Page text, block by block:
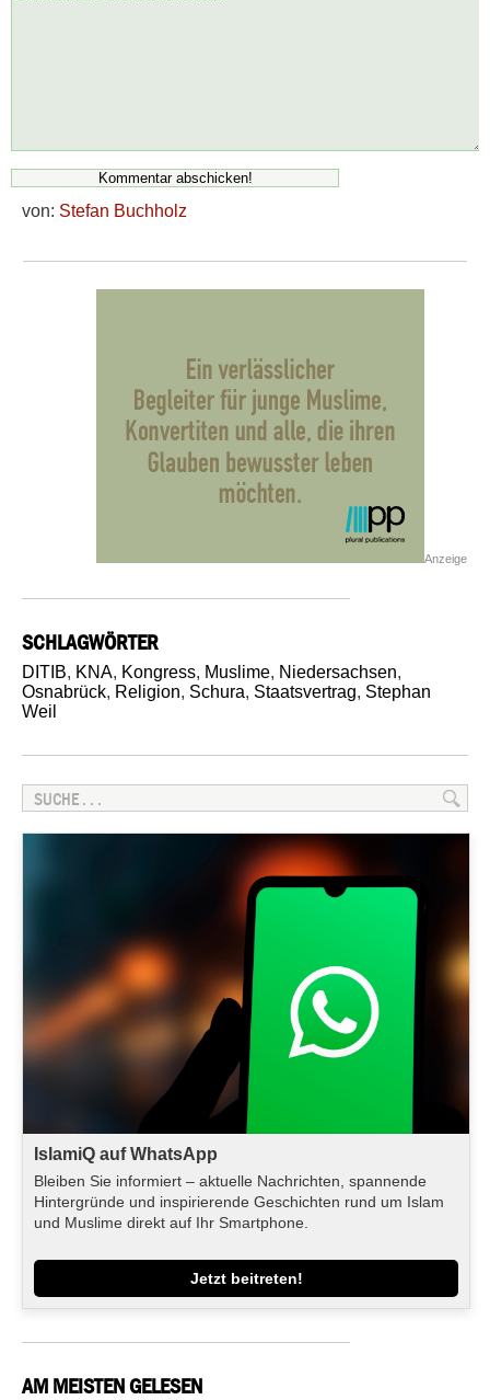
von: Stefan Buchholz
Anzeige
SCHLAGWÖRTER
DITIB, KNA, Kongress, Muslime, Niedersachsen,
Osnabrück, Religion, Schura, Staatsvertrag, Stephan
Weil
IslamiQ auf WhatsApp
Bleiben Sie informiert – aktuelle Nachrichten, spannende
Hintergründe und inspirierende Geschichten rund um Islam
und Muslime direkt auf Ihr Smartphone.
Jetzt beitreten!
AM MEISTEN GELESEN